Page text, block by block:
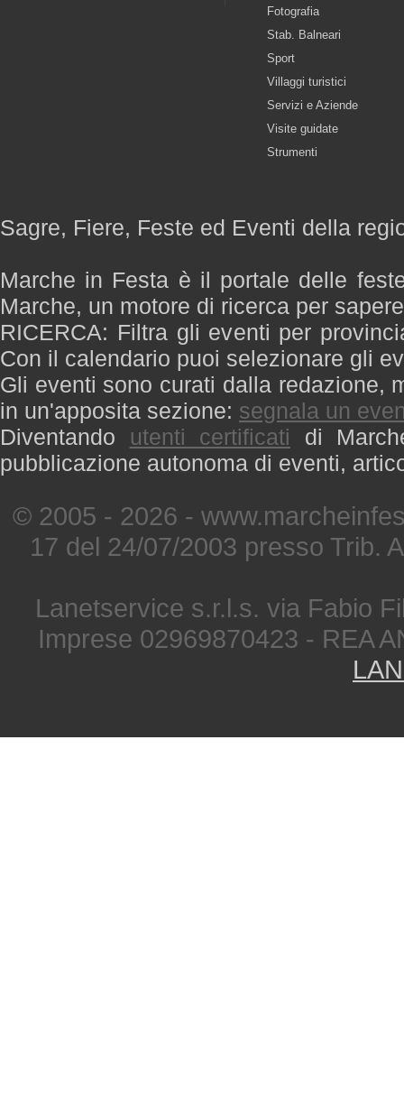
Fotografia
Stab. Balneari
Sport
Villaggi turistici
Servizi e Aziende
Visite guidate
Strumenti
Sagre, Fiere, Feste ed Eventi della
Marche in Festa è il portale delle
Marche, un motore di ricerca per
RICERCA: Filtra gli eventi per
Con il calendario puoi selezionare gli
Gli eventi sono curati dalla redazione,
in un'apposita sezione: segnala un
Diventando utenti certificati di
pubblicazione autonoma di eventi,
© 2005 - 2026 -
17 del 24/07/2003 presso Trib.
Lanetservice s.r.l.s. via Fabio
Imprese 02969870423 - REA